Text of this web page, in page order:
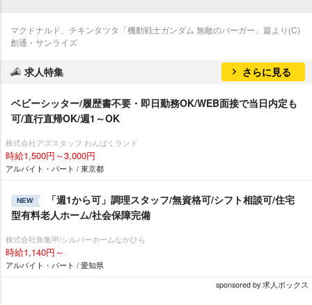
マクドナルド、チキンタツタ「機動戦士ガンダム 無敵のバーガー」篇より(C)
創通・サンライズ
求人特集 さらに見る
ベビーシッター/履歴書不要・即日勤務OK/WEB面接で当日内定も
可/直行直帰OK/週1～OK
株式会社アズスタッフ わんぱくランド
時給1,500円～3,000円
アルバイト・パート / 東京都
NEW
「週1から可」調理スタッフ/無資格可/シフト相談可/住宅
型有料老人ホーム/社会保障完備
株式会社角亀甲/シルバーホームなかひら
時給1,140円～
アルバイト・パート / 愛知県
sponsored by 求人ボックス